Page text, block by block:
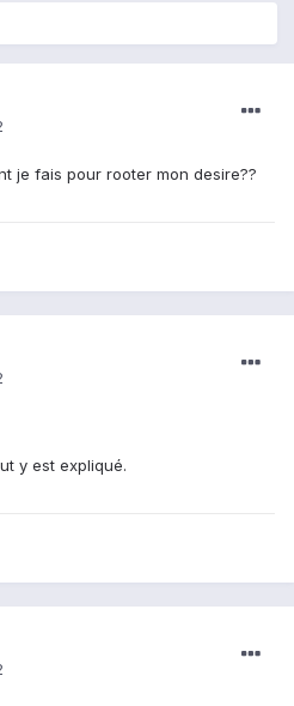
je fais pour rooter mon desire??
y est expliqué.